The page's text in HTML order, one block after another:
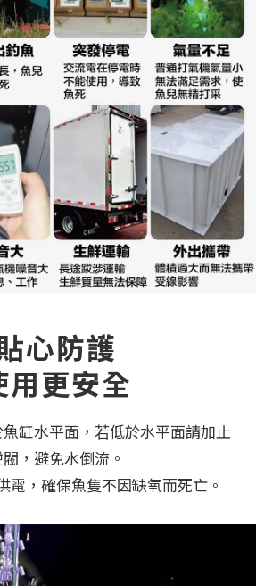
心防護
用更安全
缸水平面，若低於水平面請加止
，避免水倒流。
電，確保魚隻不因缺氧而死亡。